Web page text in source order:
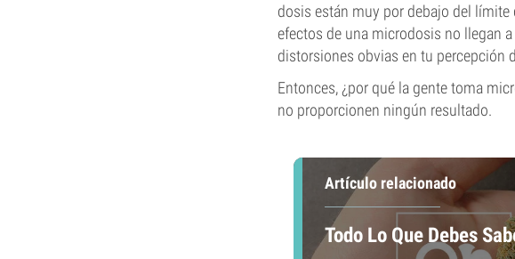
dosis están muy por debajo del
efectos de una microdosis no llegan
distorsiones obvias en tu percepción
Entonces, ¿por qué la gente toma
no proporcionen ningún resultado.
Artículo relacionado
Todo Lo Que Debes